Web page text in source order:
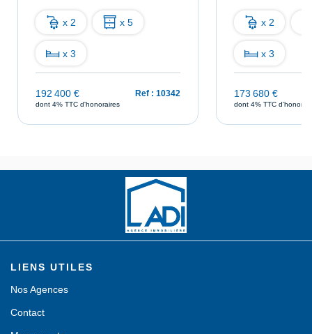
x 2 x 5
x 3
192 400 €
dont 4% TTC d'honoraires
Ref : 10342
x 2
x 3
173 680 €
dont 4% TTC
LIENS UTILES
Nos Agences
Contact